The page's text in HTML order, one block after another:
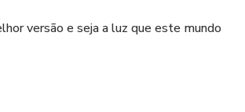
versão e seja a luz que este mundo